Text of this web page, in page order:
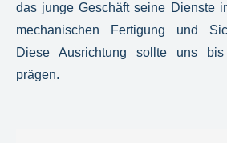
das junge Geschäft seine Dienste
mechanischen Fertigung und
Diese Ausrichtung sollte uns
prägen.